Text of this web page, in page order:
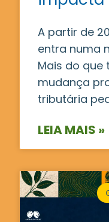
A partir de
entra numa
Mais do que
mudança
tributária
LEIA MAIS »